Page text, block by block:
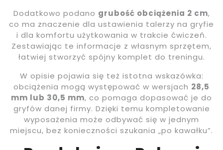
Dodatkowo podano grubość obciążenia 2 cm,
co ma znaczenie dla ustawienia talerzy na gryfie
i dla komfortu użytkowania w trakcie ćwiczeń.
Zestawiając te informacje z własnym sprzętem,
łatwiej stworzyć spójny komplet do treningu.
W opisie pojawia się też istotna wskazówka:
obciążenia mogą występować w wersjach 28,5
mm lub 30,5 mm, co pomaga dopasować je do
gryfów danej firmy. Dzięki temu kompletowanie
wyposażenia może odbywać się w jednym
miejscu, bez konieczności szukania „po kawałku”.